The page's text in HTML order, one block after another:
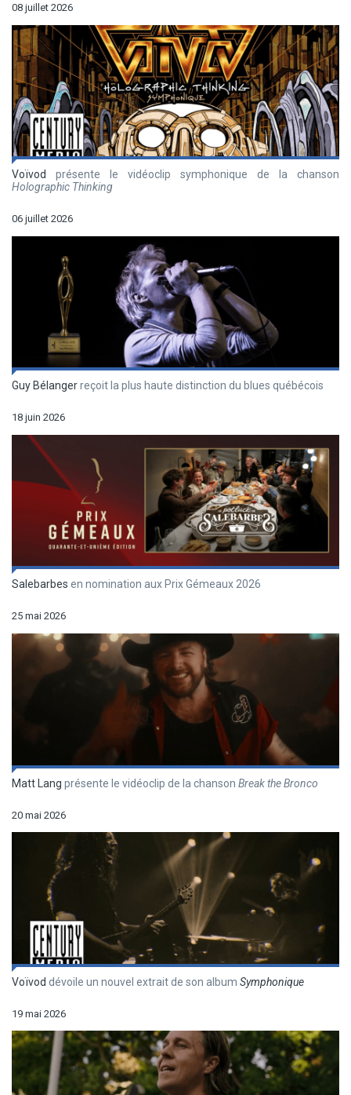
08 juillet 2026
Voïvod
présente le vidéoclip symphonique de la chanson
Holographic Thinking
06 juillet 2026
Guy Bélangerreçoit la plus haute distinction du blues québécois
18 juin 2026
Salebarbes en nomination aux Prix Gémeaux 2026
25 mai 2026
Matt Lang présente le vidéoclip de la chanson Break the Bronco
20 mai 2026
Voïvod dévoile un nouvel extrait de son album Symphonique
19 mai 2026